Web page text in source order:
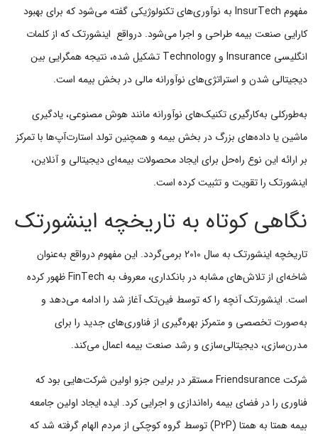
مفهوم InsurTech به نوآوری‌های تکنولوژیکی گفته می‌شود که برای بهبود
کارایی صنعت بیمه طراحی و اجرا می‌شود. درواقع اینشورتک که از کلمات
انگلیسی Insurance و Technology تشکیل شده، نتیجه همگرایی بین
دیجیتالی شدن و استراتژی‌های نوآورانه مالی در بخش بیمه است.
به‌طورکلی به‌کارگیری تکنیک‌های نوآورانه مانند هوش مصنوعی، یادگیری
ماشین یا داده‌های بزرگ در بخش بیمه و همچنین تولد استارت‌آپ‌ها با تمرکز
بر ارائه این نوع راه‌حل برای ایجاد محصولات بیمه‌ای دیجیتالی و آنلاین،
اینشورتک را تقویت و تثبیت کرده است.
نگاهی کوتاه به تاریخچه اینشورتک
تاریخچه اینشورتک به سال 2010 برمی‌گردد. این مفهوم درواقع به‌عنوان
شاخه‌ای از تلاش‌های مشابه در بانکداری، معروف به FinTech ظهور کرده
است. اینشورتک آنچه را که توسط فین‌تک آغاز شد را ادامه می‌دهد و
به‌صورت تخصصی و متمرکز بهره‌گیری از فناوری‌های جدید را برای
مدرن‌سازی، دیجیتالی‌سازی و رشد صنعت بیمه اعمال می‌کند.
شرکت Friendsurance مستقر در برلین جزو اولین شرکت‌هایی بود که
فناوری را در فضای بیمه راه‌اندازی و اجرایی کرد. ایده ایجاد اولین جامعه
بیمه همتا به همتا (P2P) توسط گروه کوچکی از مردم الهام گرفته شد که